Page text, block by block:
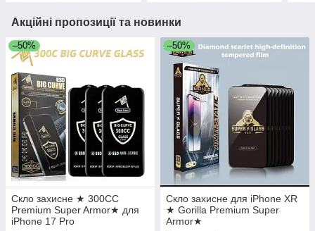
Акційні пропозиції та новинки
–50%
Скло захисне ★ 300CC
Premium Super Armor★ для
iPhone 17 Pro
–50%
Скло захисне для iPhone XR
★ Gorilla Premium Super
Armor★